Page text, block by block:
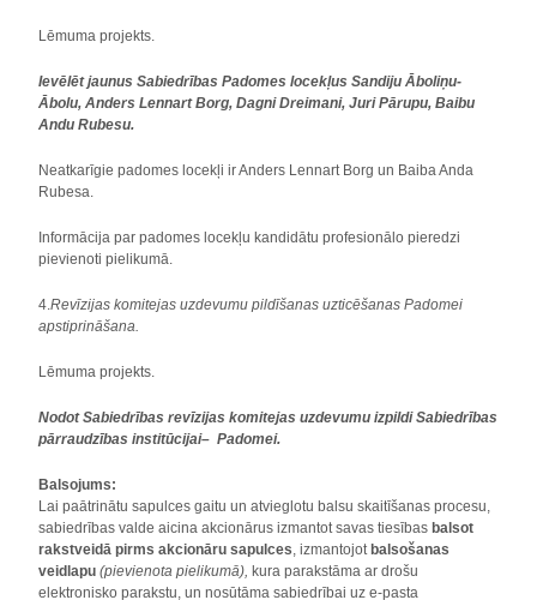
Lēmuma projekts.
Ievēlēt jaunus Sabiedrības Padomes locekļus Sandiju Āboliņu-
Ābolu, Anders Lennart Borg, Dagni Dreimani, Juri Pārupu, Baibu
Andu Rubesu.
Neatkarīgie padomes locekļi ir Anders Lennart Borg un Baiba Anda
Rubesa.
Informācija par padomes locekļu kandidātu profesionālo pieredzi
pievienoti pielikumā.
4.Revīzijas komitejas uzdevumu pildīšanas uzticēšanas Padomei
apstiprināšana.
Lēmuma projekts.
Nodot Sabiedrības revīzijas komitejas uzdevumu izpildi Sabiedrības
pārraudzības institūcijai– Padomei.
Balsojums:
Lai paātrinātu sapulces gaitu un atvieglotu balsu skaitīšanas procesu,
sabiedrības valde aicina akcionārus izmantot savas tiesības balsot
rakstveidā pirms akcionāru sapulces, izmantojot balsošanas
veidlapu(pievienota pielikumā), kura parakstāma ar drošu
elektronisko parakstu, un nosūtāma sabiedrībai uz e-pasta